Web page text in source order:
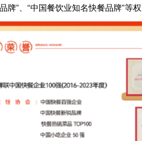
牌”、“中国餐饮业知名快餐品牌”等